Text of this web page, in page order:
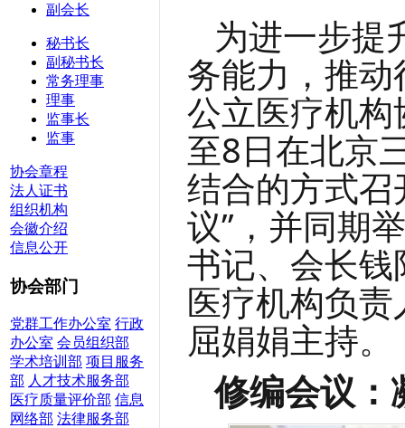
副会长
秘书长
副秘书长
常务理事
理事
监事长
监事
协会章程
法人证书
组织机构
会徽介绍
信息公开
协会部门
党群工作办公室 行政
办公室 会员组织部
学术培训部 项目服务
部 人才技术服务部
医疗质量评价部 信息
网络部 法律服务部
为进一步提
务能力，推
公立医疗机
至8日在北京
结合的方式召
议”，并同期
书记、会长钱
医疗机构负责
屈娟娟主持。
修编会议：